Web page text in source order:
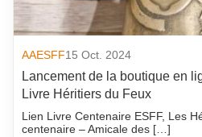
AAESFF15 Oct. 2024
Lancement de la boutique en
Livre Héritiers du Feux
Lien Livre Centenaire ESFF, Les
centenaire – Amicale des […]